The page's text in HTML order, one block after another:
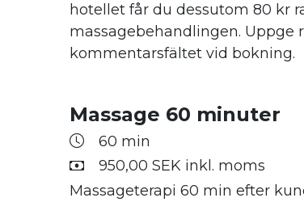
hotellet får du dessutom 80 kr
massagebehandlingen. Uppge
kommentarsfältet vid bokning.
Massage 60 minuter
60 min
950,00 SEK inkl. moms
Massageterapi 60 min efter